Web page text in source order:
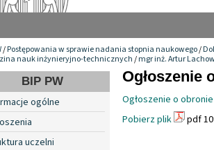
/Postępowania w sprawie nadania stopnia naukowego/
nauk inżynieryjno-technicznych/mgr inż. Artur
BIP PW
ogólne
uczelni
Ogłoszenie
Ogłoszenie o obronie
Pobierz plik
pdf